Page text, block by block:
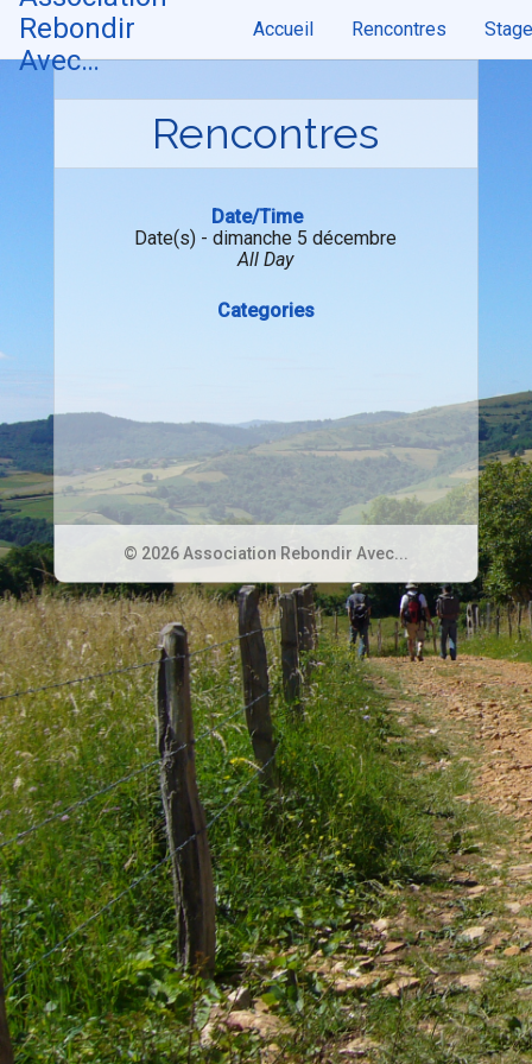
Skip
content
Rebondir
Avec…
Accueil Rencontres
Rencontres
Date/Time
Date(s) - dimanche 5 décembre
All Day
Categories
© 2026 Association Rebondir Avec...